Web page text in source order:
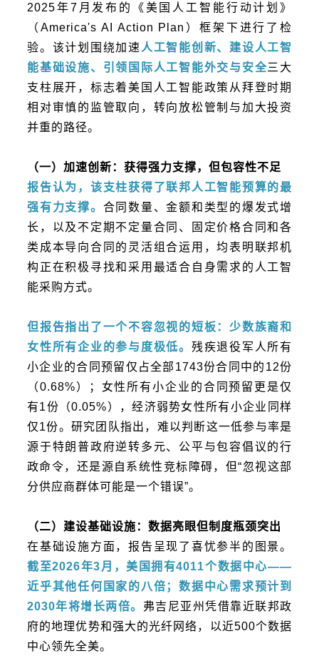
2025年7月发布的《美国人工智能行动计划》
（America's AI Action Plan）框架下进行了检
验。该计划围绕加速 人工智能创新、建设人工智
能基础设施、引领国际人工智能外交与安全三大
支柱展开，标志着美国人工智能政策从拜登时期
相对审慎的监管取向，转向放松管制与加大投资
并重的路径。
（一）加速创新：获得强力支撑，但包容性不足
报告认为，该支柱获得了联邦人工智能预算的最
强有力支撑。 合同数量、金额和类型的爆发式增
长，以及不定期不定量合同、固定价格合同和各
类成本导向合同的灵活组合运用，均表明联邦机
构正在积极寻找和采用最适合自身需求的人工智
能采购方式。
但报告指出了一个不容忽视的短板：少数族裔和
女性所有企业的参与度极低。 残疾退役军人所有
小企业的合同预留仅占全部1743份合同中的12份
（0.68%）；女性所有小企业的合同预留更是仅
有1份（0.05%），经济弱势女性所有小企业同样
仅1份。研究团队指出，难以判断这一低参与率是
源于特朗普政府逆转多元、公平与包容倡议的行
政命令，还是源自系统性竞标障碍，但“忽视这部
分供应商群体可能是一个错误”。
（二）建设基础设施：数据亮眼但制度瓶颈突出
在基础设施方面，报告呈现了喜忧参半的图景。
截至2026年3月，美国拥有4011个数据中心——
近乎其他任何国家的八倍；数据中心需求预计到
2030年将增长两倍。 弗吉尼亚州凭借靠近联邦政
府的地理优势和强大的光纤网络，以近500个数据
中心领先全美。